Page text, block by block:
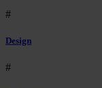
#
Design
#